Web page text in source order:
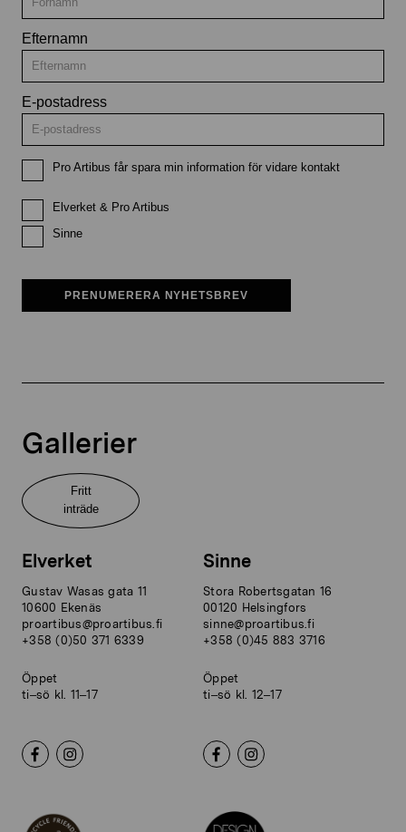
Efternamn
E-postadress
Pro Artibus får spara min information för vidare kontakt
Elverket & Pro Artibus
Sinne
PRENUMERERA NYHETSBREV
Gallerier
Fritt
inträde
Elverket
Gustav Wasas gata 11
10600 Ekenäs
proartibus@proartibus.fi
+358 (0)50 371 6339
Öppet
ti–sö kl. 11–17
Sinne
Stora Robertsgatan 16
00120 Helsingfors
sinne@proartibus.fi
+358 (0)45 883 3716
Öppet
ti–sö kl. 12–17